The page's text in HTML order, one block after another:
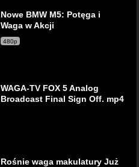
Nowe BMW M5: Potęga i
Waga w Akcji
480p
WAGA-TV FOX 5 Analog
Broadcast Final Sign Off. mp4
Rośnie waga makulatury Już